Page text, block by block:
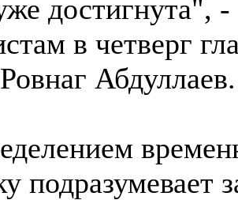
достигнута", -
в четверг
Абдуллаев.
подразумевает